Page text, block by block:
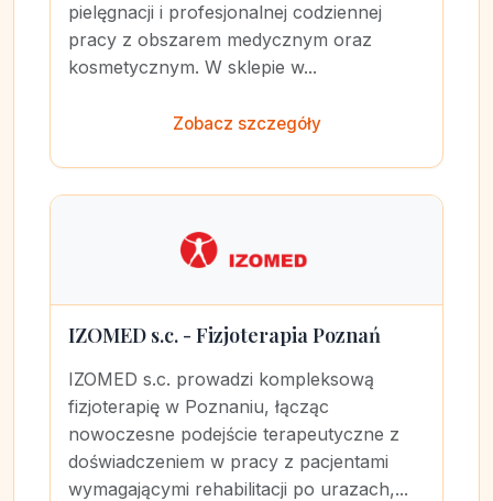
pielęgnacji i profesjonalnej codziennej
pracy z obszarem medycznym oraz
kosmetycznym. W sklepie w...
Zobacz szczegóły
IZOMED s.c. - Fizjoterapia Poznań
IZOMED s.c. prowadzi kompleksową
fizjoterapię w Poznaniu, łącząc
nowoczesne podejście terapeutyczne z
doświadczeniem w pracy z pacjentami
wymagającymi rehabilitacji po urazach,...